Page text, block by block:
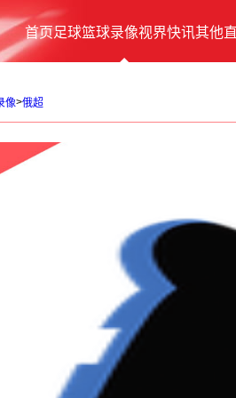
首页足球篮球录像视界快讯其他
像>俄超